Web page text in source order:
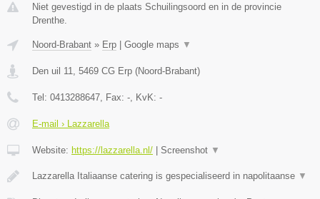
Niet gevestigd in de plaats Schuilingsoord en in de provincie
Drenthe.
Noord-Brabant » Erp Google maps ▼
Den uil 11 5469 CG Erp (Noord-Brabant)
Tel: 0413288647 , Fax: - , KvK: -
E-mail › Lazzarella
Website: https://lazzarella.nl/ Screenshot ▼
Lazzarella Italiaanse catering is gespecialiseerd in napolitaanse ▼